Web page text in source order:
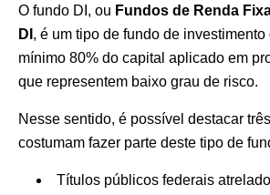
O fundo DI, ou Fundos de Renda
DI , é um tipo de fundo de
mínimo 80% do capital aplicado em
que representem baixo grau de risco.
Nesse sentido, é possível destacar
costumam fazer parte deste tipo de
Títulos públicos federais